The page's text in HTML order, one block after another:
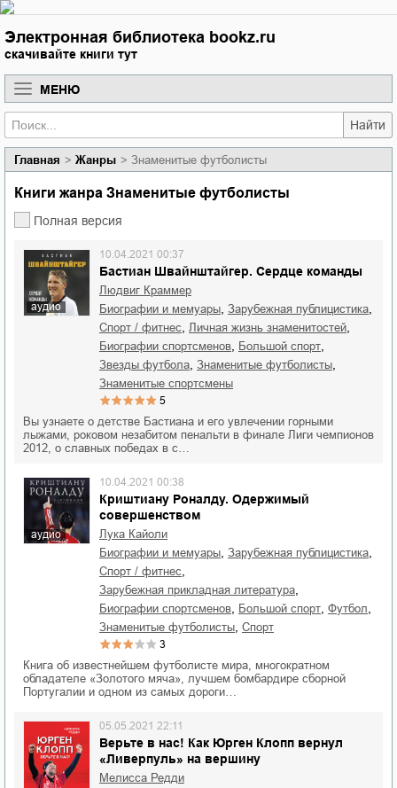
Электронная библиотека bookz.ru
скачивайте книги тут
МЕНЮ
Найти
Главная Жанры Знаменитые футболисты
Книги жанра Знаменитые футболисты
Полная версия
аудио
Бастиан Швайнштайгер. Сердце команды
10.04.2021 00:37
Людвиг Краммер
биографии и мемуары
зарубежная публицистика
спорт / фитнес личная жизнь знаменитостей
биографии спортсменов большой спорт
звезды футбола знаменитые футболисты
знаменитые спортсмены
5
Вы узнаете о детстве Бастиана и его увлечении горными
лыжами, роковом незабитом пенальти в финале Лиги чемпионов
2012, о славных победах в с…
аудио
Криштиану Роналду. Одержимый
совершенством
10.04.2021 00:38
Лука Кайоли
биографии и мемуары
зарубежная публицистика
спорт / фитнес
зарубежная прикладная литература
биографии спортсменов большой спорт футбол
знаменитые футболисты спорт
3
Книга об известнейшем футболисте мира, многократном
обладателе «Золотого мяча», лучшем бомбардире сборной
Португалии и одном из самых дороги…
Верьте в нас! Как Юрген Клопп вернул
«Ливерпуль» на вершину
05.05.2021 22:11
Мелисса Редди